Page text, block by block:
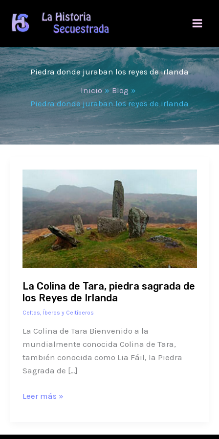
contenido
Piedra donde juraban los reyes de irlanda
Inicio
Blog
Piedra donde juraban los reyes de irlanda
La Colina de Tara, piedra sagrada de
los Reyes de Irlanda
Celtas, Íberos y Celtíberos
La Colina de Tara Bienvenido a la
mundialmente conocida Colina de Tara,
también conocida como Lia Fáil, la Piedra
Sagrada de […]
Colina
de
Tara,
piedra
sagrada
de
los
Reyes
de
Irlanda
Leer más »